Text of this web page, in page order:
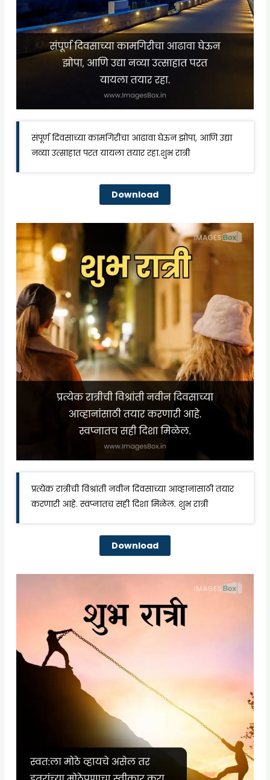
संपूर्ण दिवसाच्या कामगिरीचा आढावा घेऊन झोपा, आणि उद्या
नव्या उत्साहात परत यायला तयार रहा.शुभ रात्री
Download
प्रत्येक रात्रीची विश्रांती नवीन दिवसाच्या आव्हानांसाठी तयार
करणारी आहे. स्वप्नातच सही दिशा मिळेल. शुभ रात्री
Download